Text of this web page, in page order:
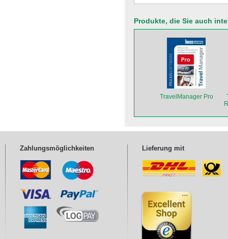
Produkte, die Sie auch
TravelManager Pro
Zahlungsmöglichkeiten Lieferung mit